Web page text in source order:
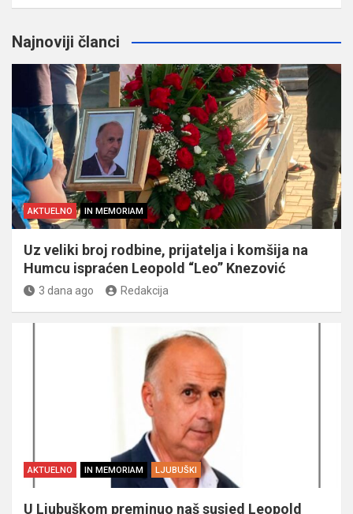
Najnoviji članci
AKTUELNO IN MEMORIAM
Uz veliki broj rodbine, prijatelja i komšija na
Humcu ispraćen Leopold “Leo” Knezović
3 dana ago Redakcija
AKTUELNO IN MEMORIAM LJUBUŠKI
U Ljubuškom preminuo naš susjed Leopold